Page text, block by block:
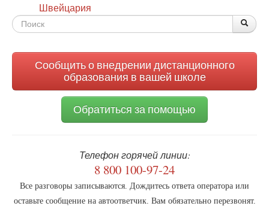
Швейцария
Форма
Сообщить о внедрении дистанционного
образования в вашей школе
Обратиться за помощью
Телефон горячей линии:
8 800 100-97-24
Все разговоры записываются. Дождитесь ответа оператора или
оставьте сообщение на автоответчик. Вам обязательно перезвонят.